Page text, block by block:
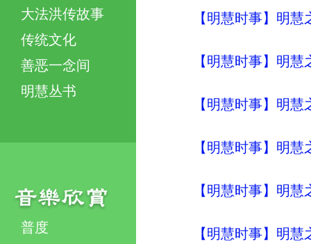
大法洪传故事
传统文化
善恶一念间
明慧丛书
普度
【明慧时事】明
【明慧时事】明
【明慧时事】明
【明慧时事】明
【明慧时事】明
【明慧时事】明